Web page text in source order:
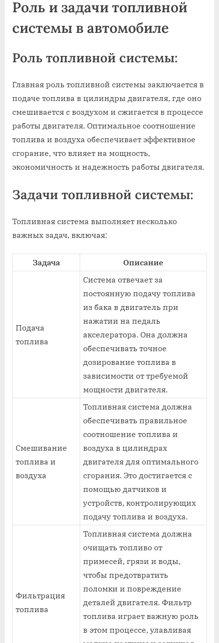
Роль и задачи топливной
системы в автомобиле
Роль топливной системы:
Главная роль топливной системы заключается в
подаче топлива в цилиндры двигателя, где оно
смешивается с воздухом и сжигается в процессе
работы двигателя. Оптимальное соотношение
топлива и воздуха обеспечивает эффективное
сгорание, что влияет на мощность,
экономичность и надежность работы двигателя.
Задачи топливной системы:
Топливная система выполняет несколько
важных задач, включая:
Задача Описание
Подача
топлива
Система отвечает за
постоянную подачу топлива
из бака в двигатель при
нажатии на педаль
акселератора. Она должна
обеспечивать точное
дозирование топлива в
зависимости от требуемой
мощности двигателя.
Смешивание
топлива и
воздуха
Топливная система должна
обеспечивать правильное
соотношение топлива и
воздуха в цилиндрах
двигателя для оптимального
сгорания. Это достигается с
помощью датчиков и
устройств, контролирующих
подачу топлива и воздуха.
Фильтрация
топлива
Топливная система должна
очищать топливо от
примесей, грязи и воды,
чтобы предотвратить
поломки и повреждение
деталей двигателя. Фильтр
топлива играет важную роль
в этом процессе, улавливая